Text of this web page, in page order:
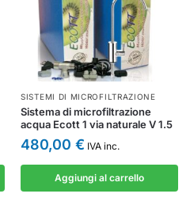
SISTEMI DI MICROFILTRAZIONE
Sistema di microfiltrazione
acqua Ecott 1 via naturale V 1.5
480,00 € IVA inc.
Aggiungi al carrello